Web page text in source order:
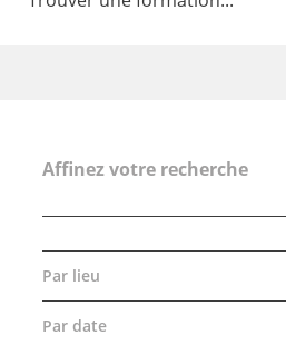
Affinez votre recherche
Par lieu
Par date